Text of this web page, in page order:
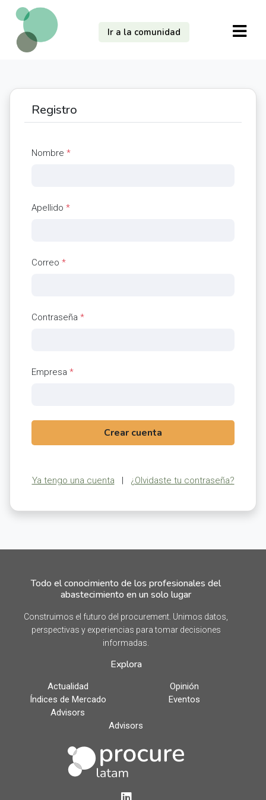
Ir a la comunidad
Registro
Nombre *
Apellido *
Correo *
Contraseña *
Empresa *
Crear cuenta
Ya tengo una cuenta | ¿Olvidaste tu contraseña?
Todo el conocimiento de los profesionales del
abastecimiento en un solo lugar
Construimos el futuro del procurement. Unimos datos,
perspectivas y experiencias para tomar decisiones
informadas.
Explora
Actualidad
Opinión
Índices de Mercado
Eventos
Advisors
Advisors
LinkedIn